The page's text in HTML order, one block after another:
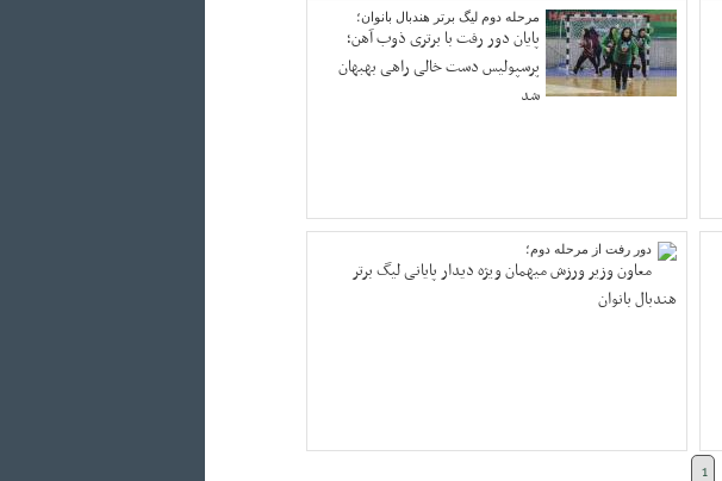
مرحله دوم لیگ برتر هندبال بانوان؛
پایان دور رفت با برتری ذوب آهن؛
پرسپولیس دست خالی راهی بهبهان
شد
دور رفت از مرحله دوم؛
معاون وزیر ورزش میهمان ویژه دیدار پایانی لیگ برتر
هندبال بانوان
1